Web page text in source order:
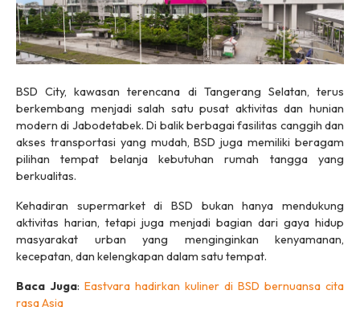
BSD City, kawasan terencana di Tangerang Selatan, terus
berkembang menjadi salah satu pusat aktivitas dan hunian
modern di Jabodetabek. Di balik berbagai fasilitas canggih dan
akses transportasi yang mudah, BSD juga memiliki beragam
pilihan tempat belanja kebutuhan rumah tangga yang
berkualitas.
Kehadiran supermarket di BSD bukan hanya mendukung
aktivitas harian, tetapi juga menjadi bagian dari gaya hidup
masyarakat urban yang menginginkan kenyamanan,
kecepatan, dan kelengkapan dalam satu tempat.
Baca Juga: Eastvara hadirkan kuliner di BSD bernuansa cita
rasa Asia